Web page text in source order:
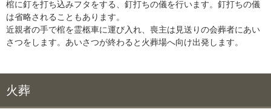
棺に釘を打ち込みフタをする、釘打ちの儀を行います。釘打ちの儀
は省略されることもあります。
近親者の手で棺を霊柩車に運び入れ、喪主は見送りの会葬者にあい
さつをします。あいさつが終わると火葬場へ向け出発します。
火葬